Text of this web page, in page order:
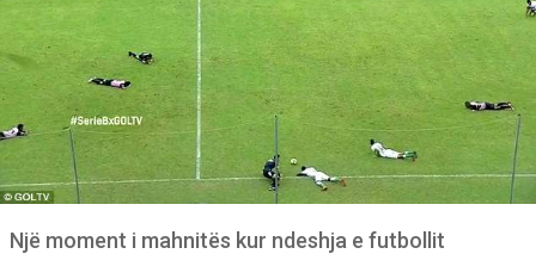
Një moment i mahnitës kur ndeshja e futbollit